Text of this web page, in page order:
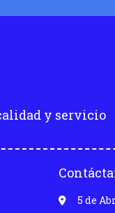
y servicio
5 de